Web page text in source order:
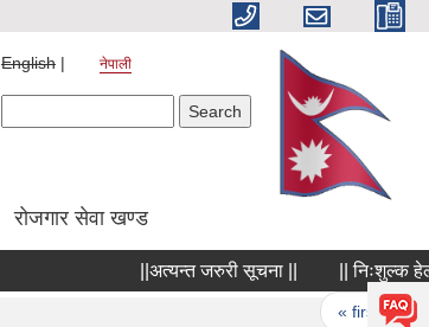
English नेपाली
रोजगार सेवा खण्ड
||अत्यन्त जरुरी सूचना || || निःशुल्क
« first ‹